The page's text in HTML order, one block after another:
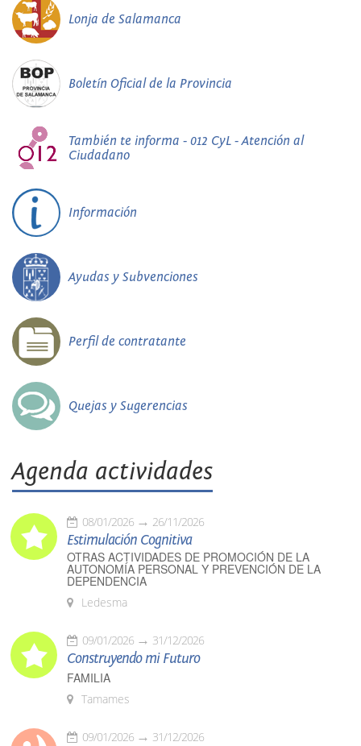
Lonja de Salamanca
Boletín Oficial de la Provincia
También te informa - 012 CyL - Atención al
Ciudadano
Información
Ayudas y Subvenciones
Perfil de contratante
Quejas y Sugerencias
Agenda actividades
08/01/2026 26/11/2026
Estimulación Cognitiva
OTRAS ACTIVIDADES DE PROMOCIÓN DE LA
AUTONOMÍA PERSONAL Y PREVENCIÓN DE LA
DEPENDENCIA
Ledesma
09/01/2026 31/12/2026
Construyendo mi Futuro
FAMILIA
Tamames
09/01/2026 31/12/2026